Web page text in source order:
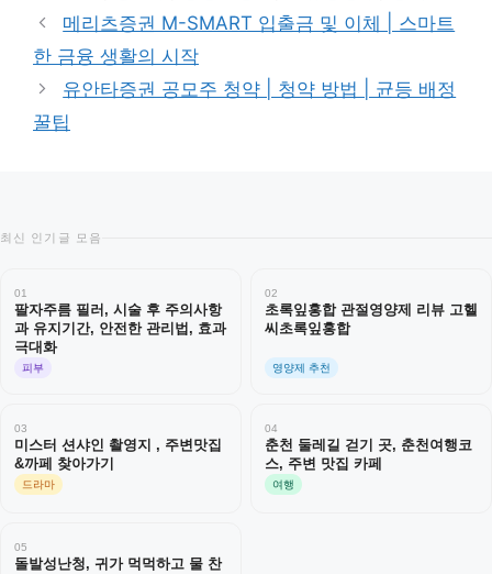
리
그
메리츠증권 M-SMART 입출금 및 이체 | 스마트
한 금융 생활의 시작
유안타증권 공모주 청약 | 청약 방법 | 균등 배정
꿀팁
최신 인기글 모음
01
팔자주름 필러, 시술 후 주의사항
과 유지기간, 안전한 관리법, 효과
극대화
피부
02
초록잎홍합 관절영양제 리뷰 고헬
씨초록잎홍합
영양제 추천
03
미스터 션샤인 촬영지 , 주변맛집
&까페 찾아가기
드라마
04
춘천 둘레길 걷기 곳, 춘천여행코
스, 주변 맛집 카페
여행
05
돌발성난청, 귀가 먹먹하고 물 찬